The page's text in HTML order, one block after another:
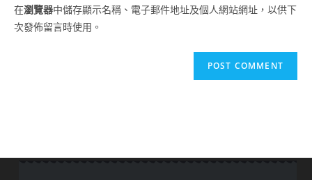
在瀏覽器中儲存顯示名稱、電子郵件地址及個人網站網址，以供下
次發佈留言時使用。